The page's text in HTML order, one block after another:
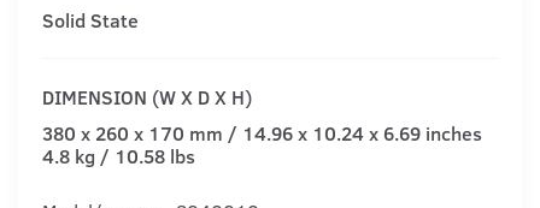
Solid State
DIMENSION (W X D X H)
380 x 260 x 170 mm / 14.96 x 10.24 x 6.69 inches
4.8 kg / 10.58 lbs